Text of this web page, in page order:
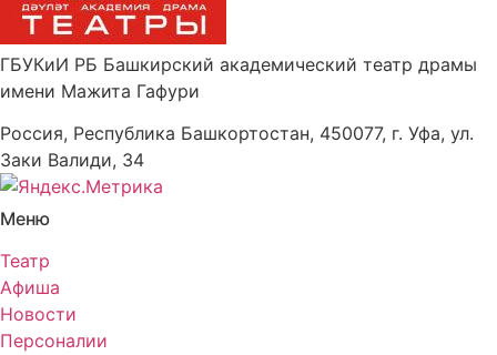
ГБУКиИ РБ Башкирский академический театр драмы
имени Мажита Гафури
Россия, Республика Башкортостан, 450077, г. Уфа, ул.
Заки Валиди, 34
Меню
Театр
Афиша
Новости
Персоналии